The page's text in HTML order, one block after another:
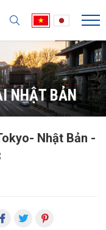
NHẬT BẢN
Nhật Bản -